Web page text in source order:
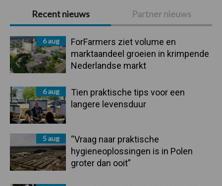
Primaire
Sidebar
Recent nieuws Partner nieuws
6 aug
ForFarmers ziet volume en
marktaandeel groeien in krimpende
Nederlandse markt
6 aug
Tien praktische tips voor een
langere levensduur
5 aug
“Vraag naar praktische
hygieneoplossingen is in Polen
groter dan ooit”